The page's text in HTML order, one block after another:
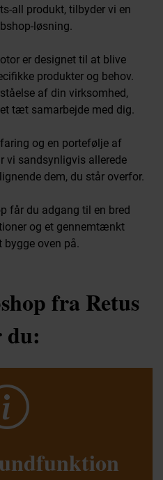
all produkt, tilbyder vi en
løsning.
er designet til at blive
produkter og behov.
af din virksomhed,
tæt samarbejde med dig.
og en portefølje af
vi sandsynligvis allerede
dem, du står overfor.
får du adgang til en bred
og et gennemtænkt
oven på.
fra Retus